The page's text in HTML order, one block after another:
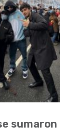
sumaron